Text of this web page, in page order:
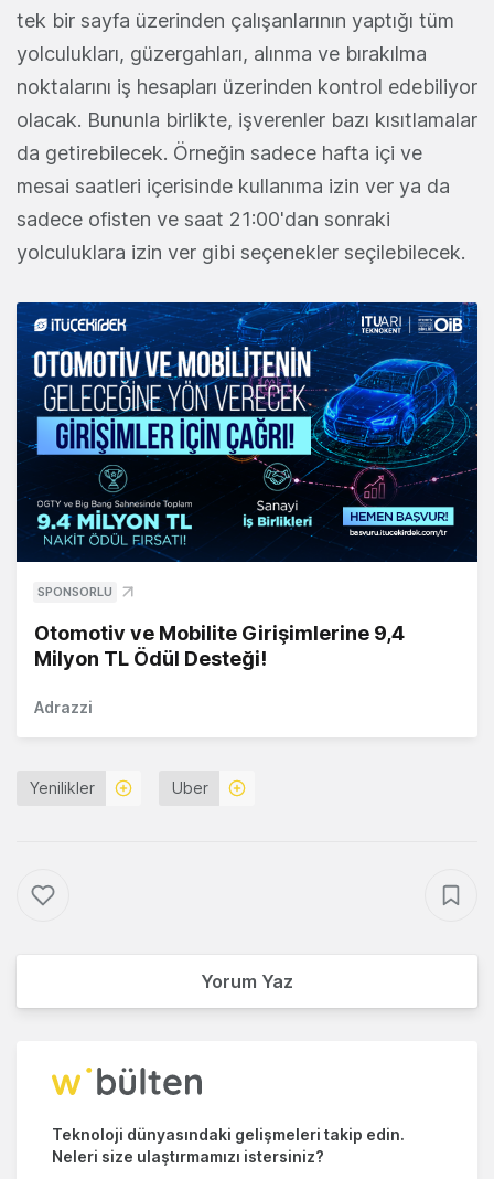
tek bir sayfa üzerinden çalışanlarının yaptığı tüm
yolculukları, güzergahları, alınma ve bırakılma
noktalarını iş hesapları üzerinden kontrol edebiliyor
olacak. Bununla birlikte, işverenler bazı kısıtlamalar
da getirebilecek. Örneğin sadece hafta içi ve
mesai saatleri içerisinde kullanıma izin ver ya da
sadece ofisten ve saat 21:00'dan sonraki
yolculuklara izin ver gibi seçenekler seçilebilecek.
SPONSORLU
Otomotiv ve Mobilite Girişimlerine 9,4
Milyon TL Ödül Desteği!
Adrazzi
Yenilikler Uber
Yorum Yaz
Teknoloji dünyasındaki gelişmeleri takip edin.
Neleri size ulaştırmamızı istersiniz?